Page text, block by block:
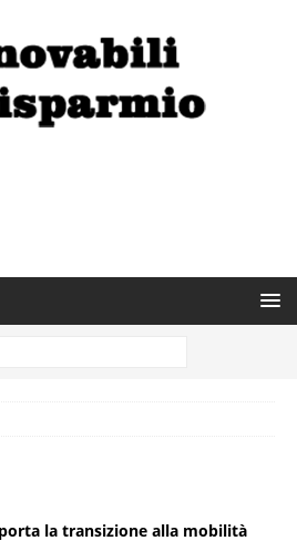
la transizione alla mobilità